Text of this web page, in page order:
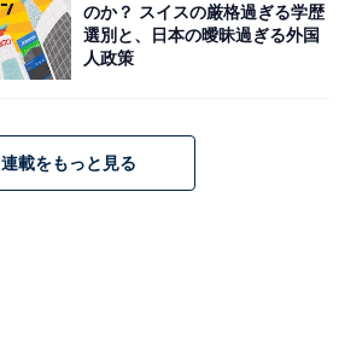
のか？ スイスの厳格過ぎる学歴
選別と、日本の曖昧過ぎる外国
人政策
連載をもっと見る